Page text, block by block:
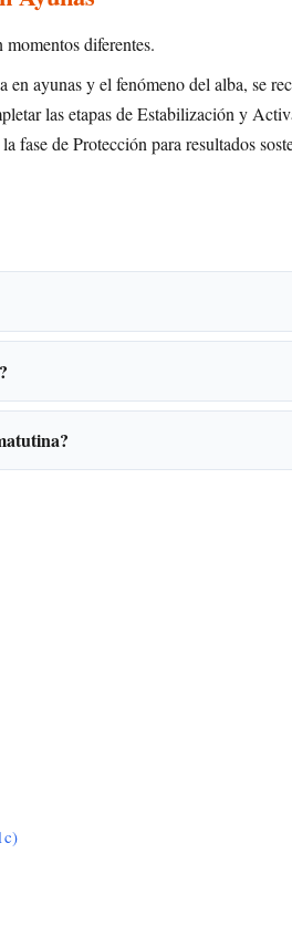
momentos diferentes.
en ayunas y el fenómeno del alba, se
las etapas de Estabilización y
fase de Protección para resultados